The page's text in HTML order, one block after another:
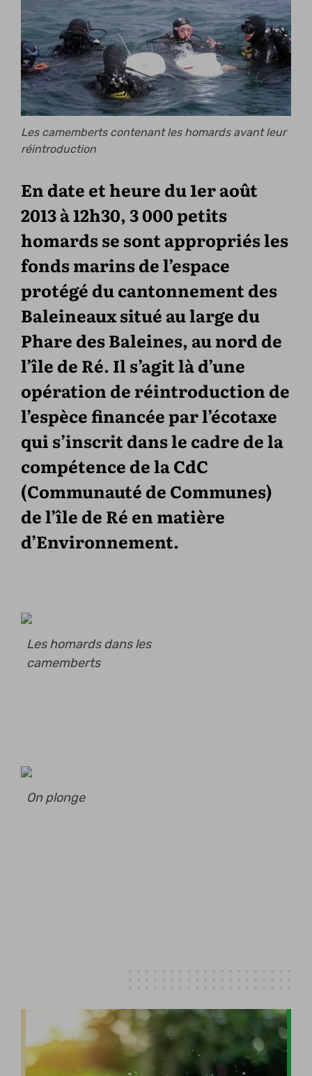
Les camemberts contenant les homards avant leur
réintroduction
En date et heure du 1er août
2013 à 12h30, 3 000 petits
homards se sont appropriés les
fonds marins de l’espace
protégé du cantonnement des
Baleineaux situé au large du
Phare des Baleines, au nord de
l’île de Ré. Il s’agit là d’une
opération de réintroduction de
l’espèce financée par l’écotaxe
qui s’inscrit dans le cadre de la
compétence de la CdC
(Communauté de Communes)
de l’île de Ré en matière
d’Environnement.
Les homards dans les
camemberts
On plonge